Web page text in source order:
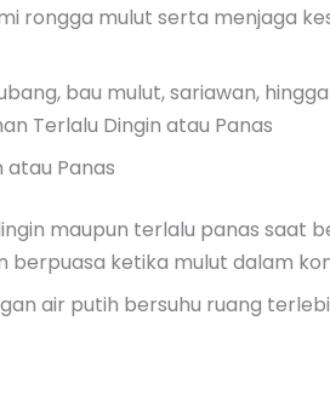
rongga mulut serta menjaga
bau mulut, sariawan,
Terlalu Dingin atau Panas
atau Panas
maupun terlalu panas saat
ketika mulut dalam
air putih bersuhu ruang